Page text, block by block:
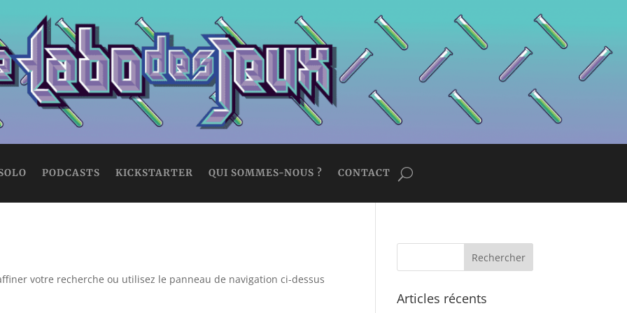
PODCASTS KICKSTARTER QUI SOMMES-NOUS ? CONTACT
votre recherche ou utilisez le panneau de navigation ci-dessus
Articles récents